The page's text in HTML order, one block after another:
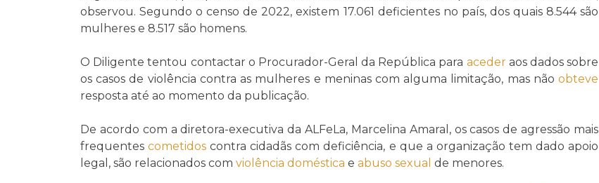
observou. Segundo o censo de 2022, existem 17.061 deficientes no país, dos quais 8.544 são
mulheres e 8.517 são homens.
O Diligente tentou contactar o Procurador-Geral da República para acederaos dados sobre
os casos de violência contra as mulheres e meninas com alguma limitação, mas não obteve
resposta até ao momento da publicação.
De acordo com a diretora-executiva da ALFeLa, Marcelina Amaral, os casos de agressão mais
frequentescometidos contra cidadãs com deficiência, e que a organização tem dado apoio
legal, são relacionados com violência doméstica e abuso sexual de menores.